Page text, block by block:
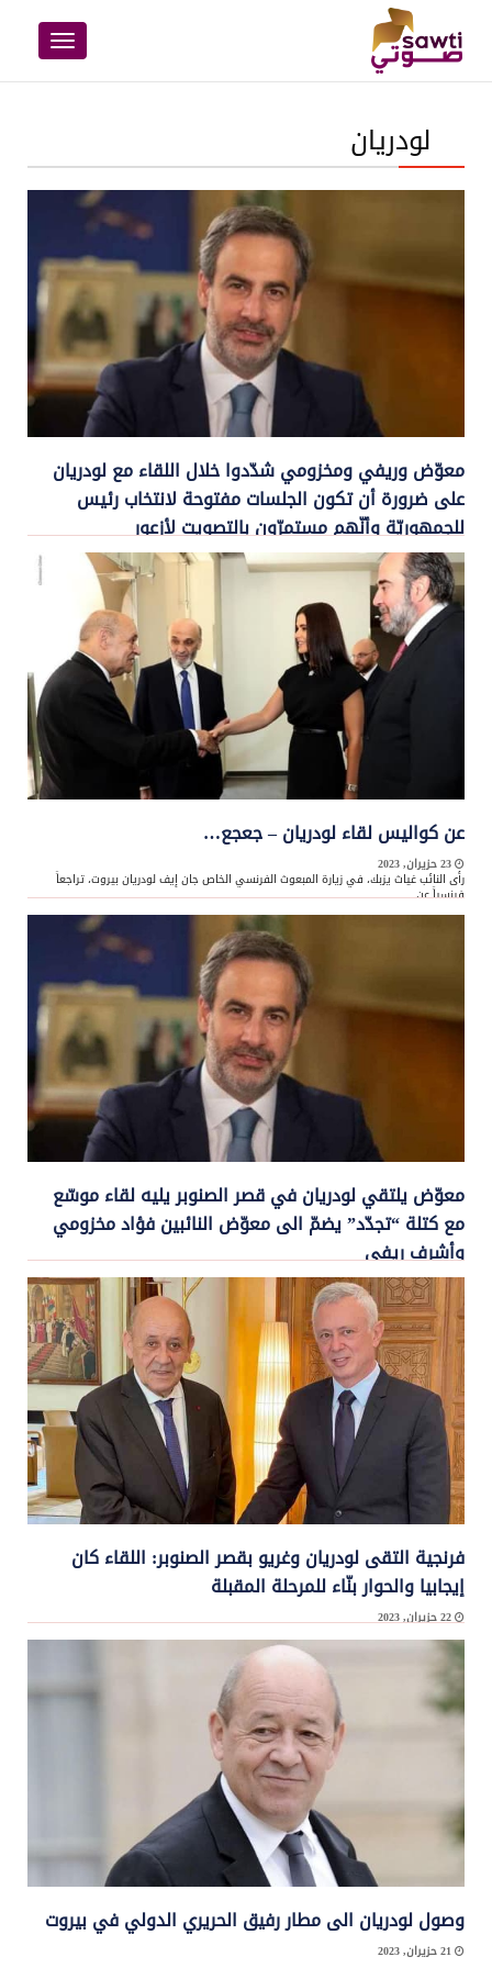
Toggle
navigation
لودريان
معوّض وريفي ومخزومي شدّدوا خلال اللقاء مع لودريان
على ضرورة أن تكون الجلسات مفتوحة لانتخاب رئيس
للجمهوريّة وأنّهم مستمرّون بالتصويت لأزعور
23 حزيران, 2023
عن كواليس لقاء لودريان – جعجع…
رأى النائب غياث يزبك، في زيارة المبعوث الفرنسي الخاص جان إيف لودريان بيروت، تراجعاً
فرنسياً عن ...
معوّض يلتقي لودريان في قصر الصنوبر يليه لقاء موسّع
مع كتلة “تجدّد” يضمّ الى معوّض النائبين فؤاد مخزومي
وأشرف ريفي
23 حزيران, 2023
فرنجية التقى لودريان وغريو بقصر الصنوبر: اللقاء كان
إيجابيا والحوار بنّاء للمرحلة المقبلة
22 حزيران, 2023
وصول لودريان الى مطار رفيق الحريري الدولي في بيروت